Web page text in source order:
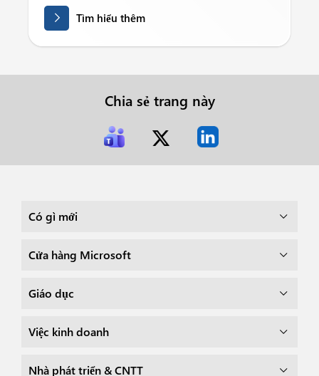
Tìm hiểu thêm
Chia sẻ trang này
Có gì mới
Cửa hàng Microsoft
Giáo dục
Việc kinh doanh
Nhà phát triển & CNTT